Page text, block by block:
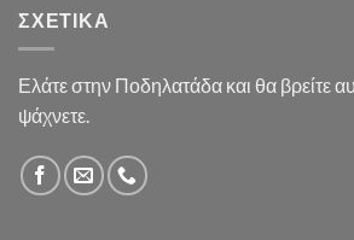
ΣΧΕΤΙΚΆ
Ελάτε στην Ποδηλατάδα και θα βρείτε
ψάχνετε.